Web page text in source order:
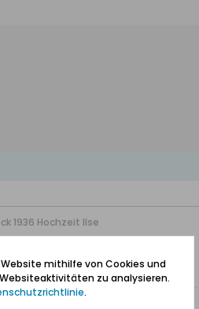
1936 Hochzeit Ilse
mithilfe von Cookies und
zu analysieren.
.